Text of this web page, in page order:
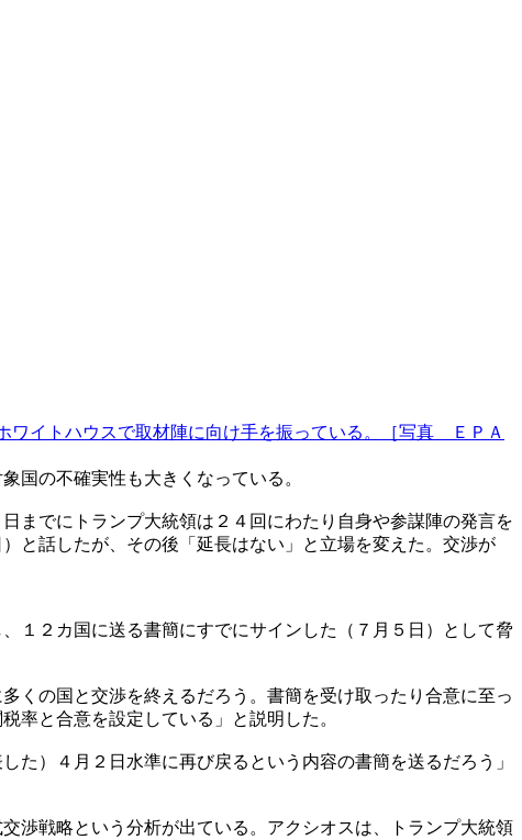
ワイトハウスで取材陣に向け手を振っている。［写真 ＥＰＡ
国の不確実性も大きくなっている。
までにトランプ大統領は２４回にわたり自身や参謀陣の発言を
と話したが、その後「延長はない」と立場を変えた。交渉が
１２カ国に送る書簡にすでにサインした（７月５日）として脅
くの国と交渉を終えるだろう。書簡を受け取ったり合意に至っ
率と合意を設定している」と説明した。
）４月２日水準に再び戻るという内容の書簡を送るだろう」
渉戦略という分析が出ている。アクシオスは、トランプ大統領